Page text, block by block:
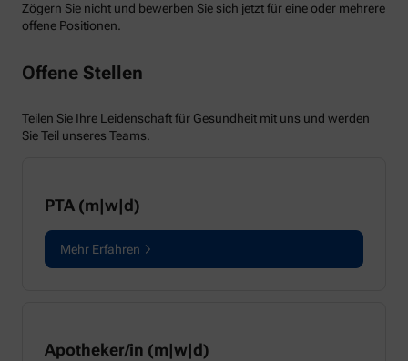
Zögern Sie nicht und bewerben Sie sich jetzt für eine oder mehrere
offene Positionen.
Offene Stellen
Teilen Sie Ihre Leidenschaft für Gesundheit mit uns und werden
Sie Teil unseres Teams.
PTA (m|w|d)
Mehr Erfahren
Apotheker/in (m|w|d)